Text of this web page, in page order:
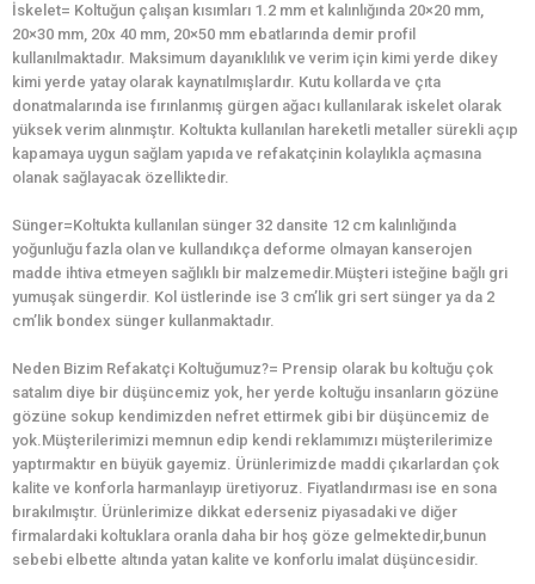
İskelet= Koltuğun çalışan kısımları 1.2 mm et kalınlığında 20×20 mm,
20×30 mm, 20x 40 mm, 20×50 mm ebatlarında demir profil
kullanılmaktadır. Maksimum dayanıklılık ve verim için kimi yerde dikey
kimi yerde yatay olarak kaynatılmışlardır. Kutu kollarda ve çıta
donatmalarında ise fırınlanmış gürgen ağacı kullanılarak iskelet olarak
yüksek verim alınmıştır. Koltukta kullanılan hareketli metaller sürekli açıp
kapamaya uygun sağlam yapıda ve refakatçinin kolaylıkla açmasına
olanak sağlayacak özelliktedir.
Sünger=Koltukta kullanılan sünger 32 dansite 12 cm kalınlığında
yoğunluğu fazla olan ve kullandıkça deforme olmayan kanserojen
madde ihtiva etmeyen sağlıklı bir malzemedir.Müşteri isteğine bağlı gri
yumuşak süngerdir. Kol üstlerinde ise 3 cm’lik gri sert sünger ya da 2
cm’lik bondex sünger kullanmaktadır.
Neden Bizim Refakatçi Koltuğumuz?= Prensip olarak bu koltuğu çok
satalım diye bir düşüncemiz yok, her yerde koltuğu insanların gözüne
gözüne sokup kendimizden nefret ettirmek gibi bir düşüncemiz de
yok.Müşterilerimizi memnun edip kendi reklamımızı müşterilerimize
yaptırmaktır en büyük gayemiz. Ürünlerimizde maddi çıkarlardan çok
kalite ve konforla harmanlayıp üretiyoruz. Fiyatlandırması ise en sona
bırakılmıştır. Ürünlerimize dikkat ederseniz piyasadaki ve diğer
firmalardaki koltuklara oranla daha bir hoş göze gelmektedir,bunun
sebebi elbette altında yatan kalite ve konforlu imalat düşüncesidir.